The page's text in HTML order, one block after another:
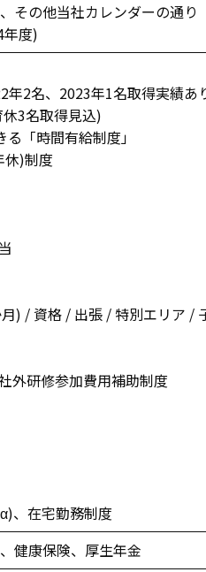
その他当社カレンダーの通り
度)
年2名、2023年1名取得実績あ
3名取得見込)
「時間有給制度」
休)制度
) / 資格 / 出張 / 特別エリア /
外研修参加費用補助制度
、在宅勤務制度
健康保険、厚生年金